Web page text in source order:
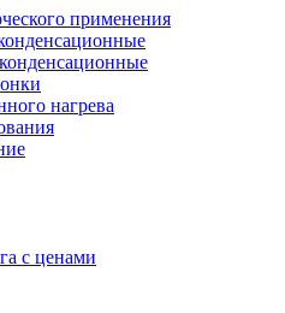
применения
нагрева
с ценами